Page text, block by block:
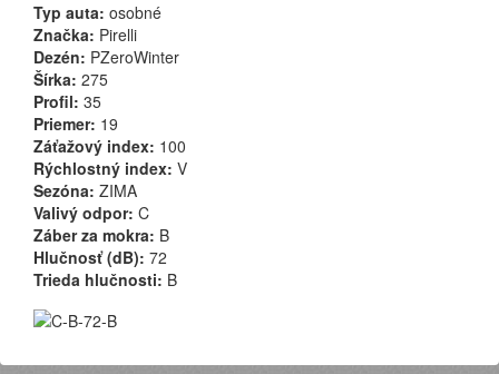
Typ auta: osobné
Značka: Pirelli
Dezén: PZeroWinter
Šírka: 275
Profil: 35
Priemer: 19
Záťažový index: 100
Rýchlostný index: V
Sezóna: ZIMA
Valivý odpor: C
Záber za mokra: B
Hlučnosť (dB): 72
Trieda hlučnosti: B